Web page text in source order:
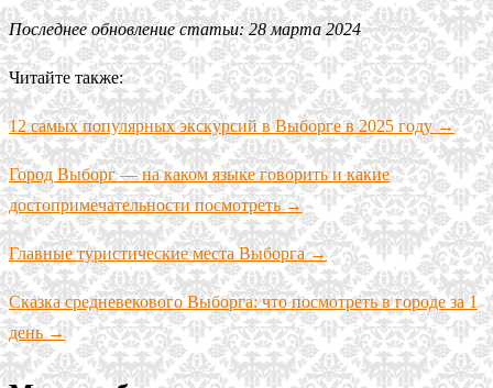
Последнее обновление статьи: 28 марта 2024
Читайте также:
12 самых популярных экскурсий в Выборге в 2025 году →
Город Выборг — на каком языке говорить и какие
достопримечательности посмотреть →
Главные туристические места Выборга →
Сказка средневекового Выборга: что посмотреть в городе за 1
день →